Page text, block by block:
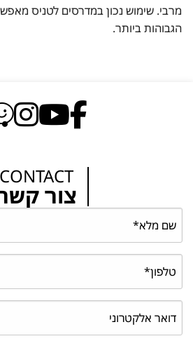
מרבי. שימוש נכון במדרסים לטניס
הגבוהות ביותר.
CONTACT
צור